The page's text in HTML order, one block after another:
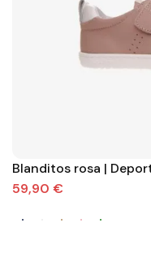
Blanditos rosa
59,90 €